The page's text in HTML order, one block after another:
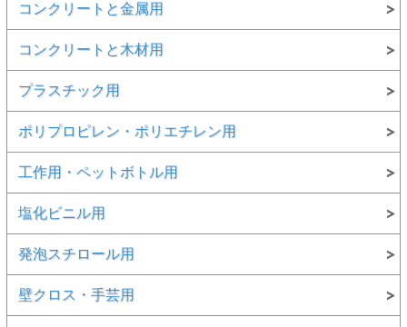
コンクリートと金属用
コンクリートと木材用
プラスチック用
ポリプロピレン・ポリエチレン用
工作用・ペットボトル用
塩化ビニル用
発泡スチロール用
壁クロス・手芸用